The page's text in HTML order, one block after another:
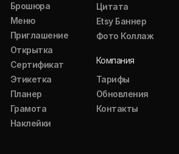
Брошюра
Меню
Приглашение
Открытка
Сертификат
Этикетка
Планер
Грамота
Наклейки
Цитата
Etsy Баннер
Фото Коллаж
Компания
Тарифы
Обновления
Контакты